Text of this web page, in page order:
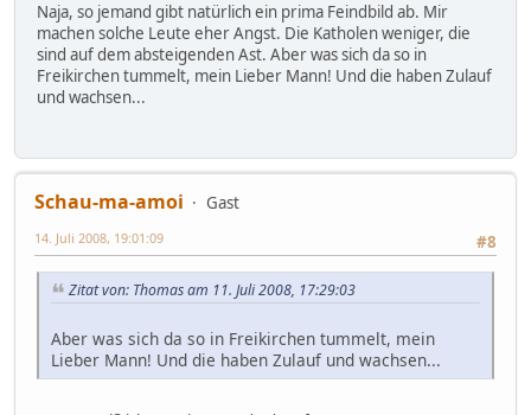
Naja, so jemand gibt natürlich ein prima Feindbild ab. Mir
machen solche Leute eher Angst. Die Katholen weniger, die
sind auf dem absteigenden Ast. Aber was sich da so in
Freikirchen tummelt, mein Lieber Mann! Und die haben Zulauf
und wachsen...
Schau-ma-amoi
Gast
#8
14. Juli 2008, 19:01:09
Zitat von: Thomas am 11. Juli 2008, 17:29:03
Aber was sich da so in Freikirchen tummelt, mein
Lieber Mann! Und die haben Zulauf und wachsen...